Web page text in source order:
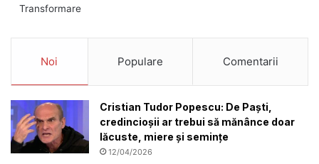
Transformare
Noi Populare Comentarii
Cristian Tudor Popescu: De Paști,
credincioșii ar trebui să mănânce doar
lăcuste, miere și semințe
12/04/2026